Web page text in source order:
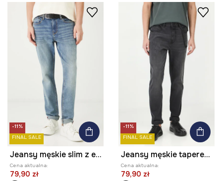
-11%
FINAL SALE
Jeansy męskie slim z efektem sprania kolor niebieski
Cena aktualna:
79,90 zł
-11%
FINAL SALE
Jeansy męskie tapered z ozdobnym łańcuchem kolor szary
Cena aktualna:
79,90 zł